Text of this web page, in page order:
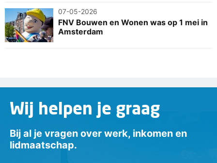
07-05-2026
FNV Bouwen en Wonen was op 1 mei in
Amsterdam
Wij helpen je graag
Bij al je vragen over werk, inkomen en
lidmaatschap.